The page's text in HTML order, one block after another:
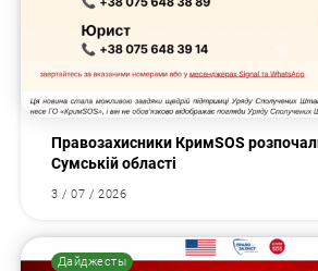
Правозахисники КримSOS
Сумській області
3 / 07 / 2026
Дайджесты